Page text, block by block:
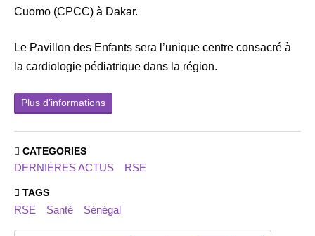
Cuomo (CPCC) à Dakar.
Le Pavillon des Enfants sera l’unique centre consacré à
la cardiologie pédiatrique dans la région.
Plus d’informations
CATEGORIES
DERNIÈRES ACTUS RSE
TAGS
RSE Santé Sénégal